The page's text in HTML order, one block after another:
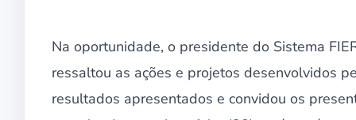
Na oportunidade, o presidente do Sistema
ressaltou as ações e projetos desenvolvidos
resultados apresentados e convidou os